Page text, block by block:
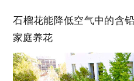
石榴花能降低空气中的含
家庭养花